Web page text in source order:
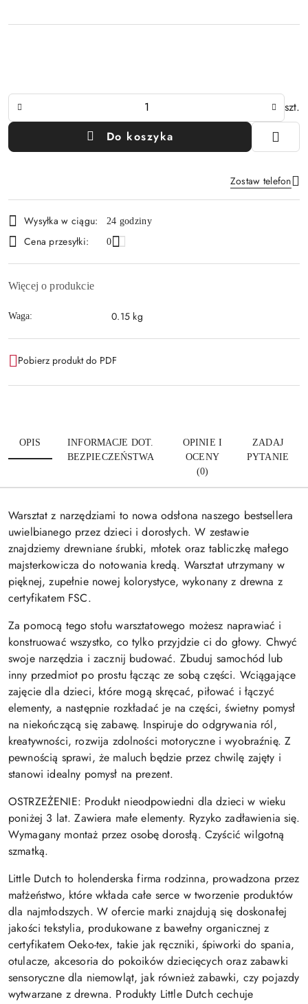
szt.
Do koszyka
Zostaw telefon
i
dostawa
Wysyłka w ciągu: 24 godziny
Cena przesyłki: 0
Więcej o produkcie
Waga: 0.15 kg
Pobierz produkt do PDF
OPIS
INFORMACJE DOT.
BEZPIECZEŃSTWA
OPINIE I
OCENY
(0)
ZADAJ
PYTANIE
Warsztat z narzędziami to nowa odsłona naszego bestsellera
uwielbianego przez dzieci i dorosłych. W zestawie
znajdziemy drewniane śrubki, młotek oraz tabliczkę małego
majsterkowicza do notowania kredą. Warsztat utrzymany w
pięknej, zupełnie nowej kolorystyce, wykonany z drewna z
certyfikatem FSC.
Za pomocą tego stołu warsztatowego możesz naprawiać i
konstruować wszystko, co tylko przyjdzie ci do głowy. Chwyć
swoje narzędzia i zacznij budować. Zbuduj samochód lub
inny przedmiot po prostu łącząc ze sobą części. Wciągające
zajęcie dla dzieci, które mogą skręcać, piłować i łączyć
elementy, a następnie rozkładać je na części, świetny pomysł
na niekończącą się zabawę. Inspiruje do odgrywania ról,
kreatywności, rozwija zdolności motoryczne i wyobraźnię. Z
pewnością sprawi, że maluch będzie przez chwilę zajęty i
stanowi idealny pomysł na prezent.
OSTRZEŻENIE: Produkt nieodpowiedni dla dzieci w wieku
poniżej 3 lat. Zawiera małe elementy. Ryzyko zadławienia się.
Wymagany montaż przez osobę dorosłą. Czyścić wilgotną
szmatką.
Little Dutch to holenderska firma rodzinna, prowadzona przez
małżeństwo, które wkłada całe serce w tworzenie produktów
dla najmłodszych. W ofercie marki znajdują się doskonałej
jakości tekstylia, produkowane z bawełny organicznej z
certyfikatem Oeko-tex, takie jak ręczniki, śpiworki do spania,
otulacze, akcesoria do pokoików dziecięcych oraz zabawki
sensoryczne dla niemowląt, jak również zabawki, czy pojazdy
wytwarzane z drewna. Produkty Little Dutchcechuje